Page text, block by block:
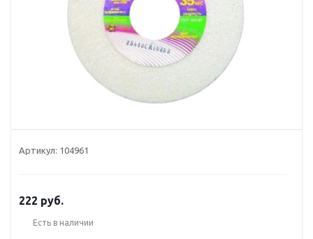
Артикул: 104961
222 руб.
Есть в наличии